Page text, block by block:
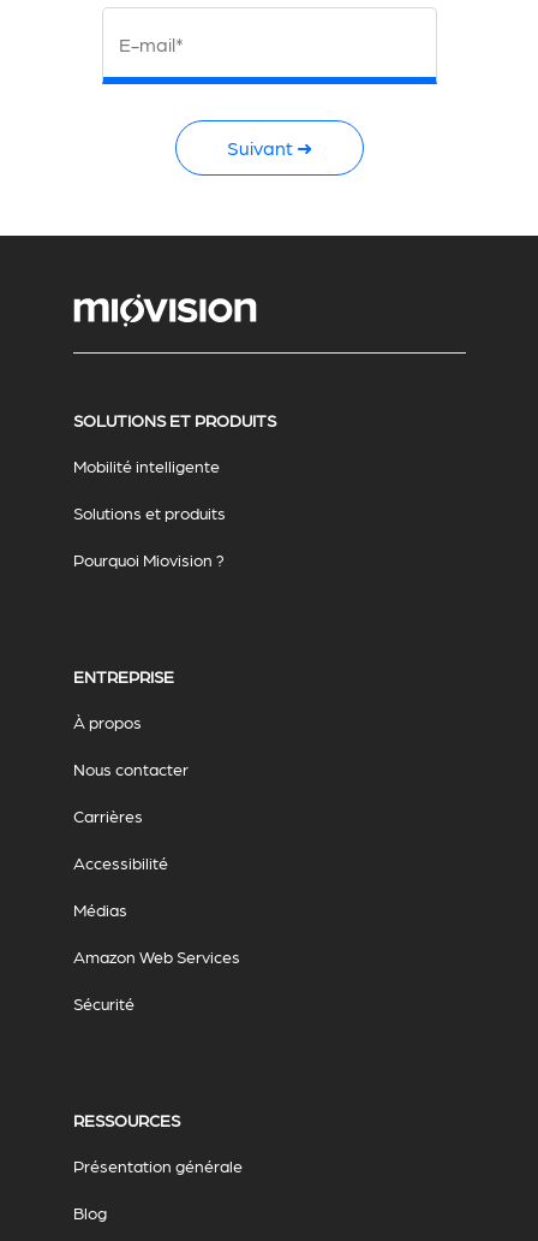
E-mail*
Suivant ➜
SOLUTIONS ET PRODUITS
Mobilité intelligente
Solutions et produits
Pourquoi Miovision ?
ENTREPRISE
À propos
Nous contacter
Carrières
Accessibilité
Médias
Amazon Web Services
Sécurité
RESSOURCES
Présentation générale
Blog